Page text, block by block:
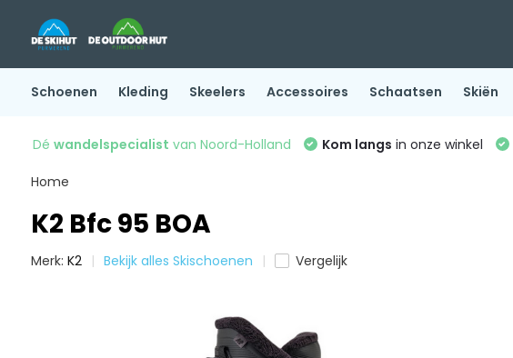
Schoenen Kleding Skeelers Accessoires Schaatsen Skiën
Dé wandelspecialist van Noord-Holland Kom langs in onze winkel
Home
K2 Bfc 95 BOA
Merk: K2 Bekijk alles Skischoenen Vergelijk